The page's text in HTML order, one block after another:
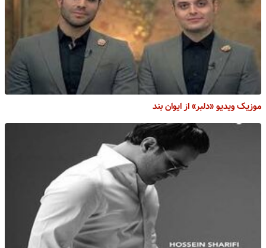
موزیک ویدیو «دلبر» از ایوان بند